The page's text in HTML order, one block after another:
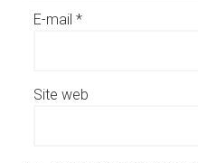
E-mail *
Site web